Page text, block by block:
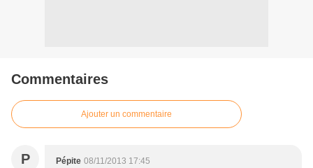
Commentaires
Ajouter un commentaire
P Pépite 08/11/2013 17:45